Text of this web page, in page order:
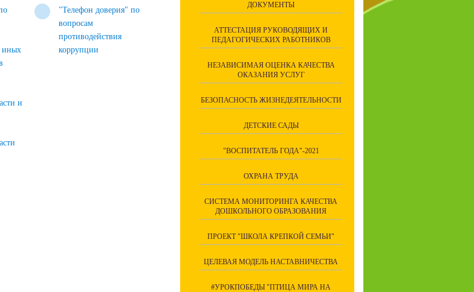
иных
и
"Телефон доверия" по
вопросам
противодействия
коррупции
ДОКУМЕНТЫ
АТТЕСТАЦИЯ РУКОВОДЯЩИХ И
ПЕДАГОГИЧЕСКИХ РАБОТНИКОВ
НЕЗАВИСИМАЯ ОЦЕНКА КАЧЕСТВА
ОКАЗАНИЯ УСЛУГ
БЕЗОПАСНОСТЬ ЖИЗНЕДЕЯТЕЛЬНОСТИ
ДЕТСКИЕ САДЫ
"ВОСПИТАТЕЛЬ ГОДА"-2021
ОХРАНА ТРУДА
СИСТЕМА МОНИТОРИНГА КАЧЕСТВА
ДОШКОЛЬНОГО ОБРАЗОВАНИЯ
ПРОЕКТ "ШКОЛА КРЕПКОЙ СЕМЬИ"
ЦЕЛЕВАЯ МОДЕЛЬ НАСТАВНИЧЕСТВА
#УРОКПОБЕДЫ "ПТИЦА МИРА НА